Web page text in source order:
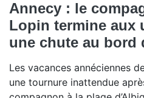
Annecy : le
Lopin termine aux
une chute au bord
Les vacances annéciennes
une tournure inattendue